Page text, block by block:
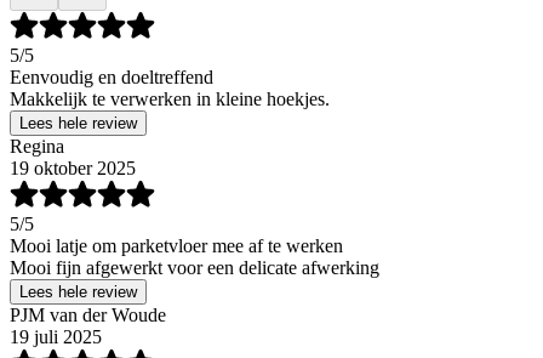
5/5
Eenvoudig en doeltreffend
Makkelijk te verwerken in kleine hoekjes.
Lees hele review
Regina
19 oktober 2025
5/5
Mooi latje om parketvloer mee af te werken
Mooi fijn afgewerkt voor een delicate afwerking
Lees hele review
PJM van der Woude
19 juli 2025